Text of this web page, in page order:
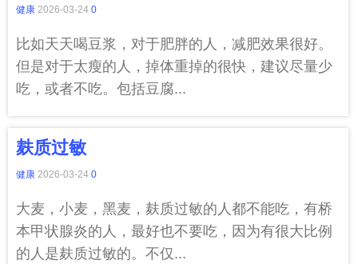
健康 2026-03-24 0
比如天天喝豆浆，对于肥胖的人，减肥效果很好。
但是对于太瘦的人，掉体重掉的很快，建议尽量少
吃，或者不吃。包括豆腐...
麸质过敏
健康 2026-03-24 0
大麦，小麦，黑麦，麸质过敏的人都不能吃，有桥
本甲状腺炎的人，最好也不要吃，因为有很大比例
的人是麸质过敏的。不仅...